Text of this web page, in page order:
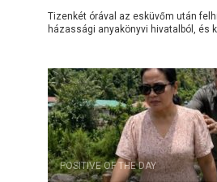
Tizenkét órával az esküvőm után
házassági anyakönyvi hivatalból, és
POSITIVE OF THE DAY